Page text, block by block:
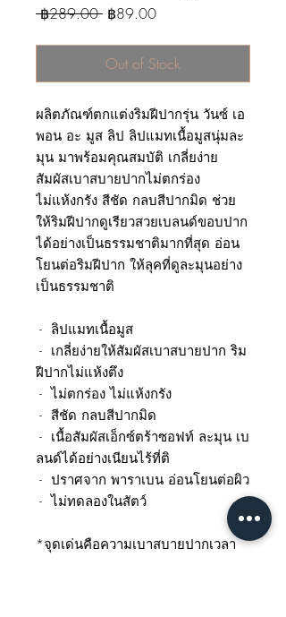
฿289.00 Regular
฿89.00Sale
Out of Stock
ผลิตภัณฑ์ตกแต่งริมฝีปากรุ่น วันซ์ เอ
พอน อะ มูส ลิป ลิปแมทเนื้อมูสนุ่มละ
มุน มาพร้อมคุณสมบัติ เกลี่ยง่าย
สัมผัสเบาสบายปากไม่ตกร่อง
ไม่แห้งกรัง สีชัด กลบสีปากมิด ช่วย
ให้ริมฝีปากดูเรียวสวยเบลนด์ขอบปาก
ได้อย่างเป็นธรรมชาติมากที่สุด อ่อน
โยนต่อริมฝีปาก ให้ลุคที่ดูละมุนอย่าง
เป็นธรรมชาติ
- ลิปแมทเนื้อมูส
- เกลี่ยง่ายให้สัมผัสเบาสบายปาก ริม
ฝีปากไม่แห้งตึง
- ไม่ตกร่อง ไม่แห้งกรัง
- สีชัด กลบสีปากมิด
- เนื้อสัมผัสเอ็กซ์ตร้าซอฟท์ ละมุน เบ
ลนด์ได้อย่างเนียนไร้ที่ติ
- ปราศจาก พาราเบน อ่อนโยนต่อผิว
- ไม่ทดลองในสัตว์
*จุดเด่นคือความเบาสบายปากเวลา